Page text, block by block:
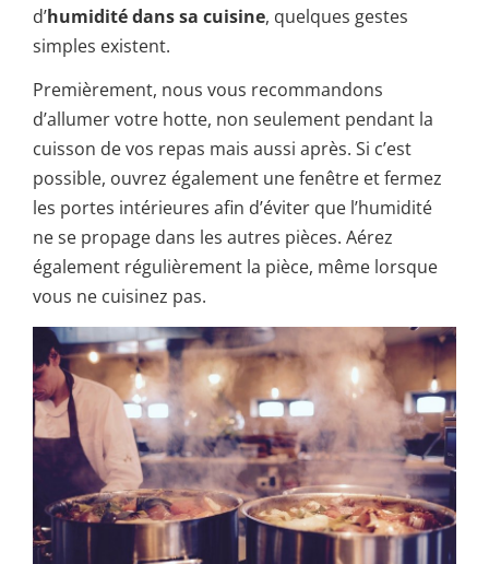
d’humidité dans sa cuisine, quelques gestes
simples existent.
Premièrement, nous vous recommandons
d’allumer votre hotte, non seulement pendant la
cuisson de vos repas mais aussi après. Si c’est
possible, ouvrez également une fenêtre et fermez
les portes intérieures afin d’éviter que l’humidité
ne se propage dans les autres pièces. Aérez
également régulièrement la pièce, même lorsque
vous ne cuisinez pas.